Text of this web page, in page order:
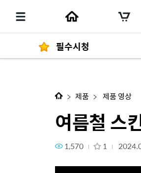
필수시청
경영
여름철
다음 콘텐츠
제품 제품 영상
여름철 스
1,570 1